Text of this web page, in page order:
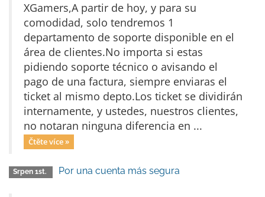
XGamers,A partir de hoy, y para su
comodidad, solo tendremos 1
departamento de soporte disponible en el
área de clientes.No importa si estas
pidiendo soporte técnico o avisando el
pago de una factura, siempre enviaras el
ticket al mismo depto.Los ticket se dividirán
internamente, y ustedes, nuestros clientes,
no notaran ninguna diferencia en ...
Čtěte více »
Srpen 1st. Por una cuenta más segura